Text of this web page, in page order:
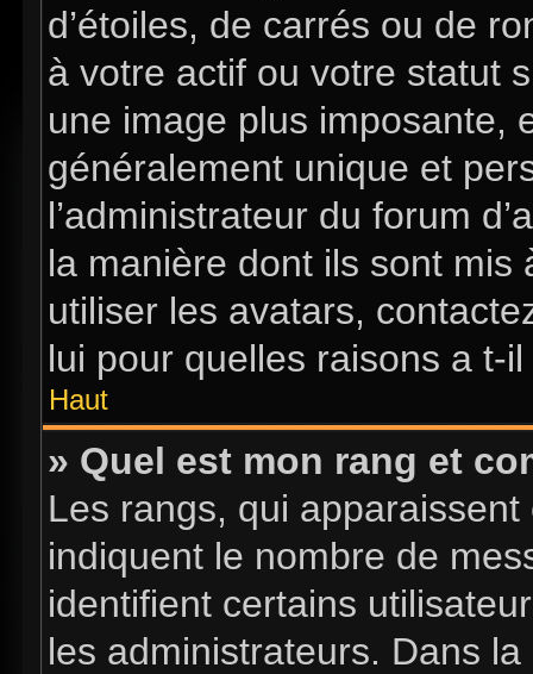
d’étoiles, de carrés ou de
à votre actif ou votre statut
une image plus imposante,
généralement unique et
l’administrateur du forum
la manière dont ils sont mis
utiliser les avatars,
lui pour quelles raisons a t-
Haut
» Quel est mon rang et
Les rangs, qui
indiquent le nombre de
identifient certains
les administrateurs. Dans